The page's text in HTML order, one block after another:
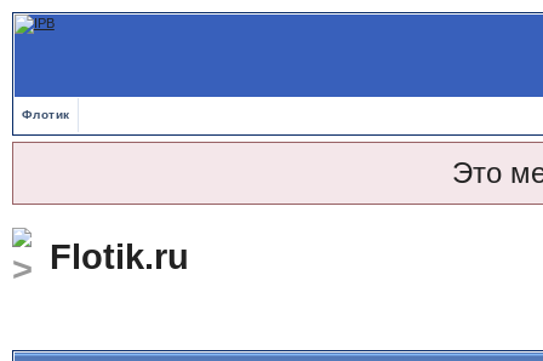
Флотик
Это
Flotik.ru